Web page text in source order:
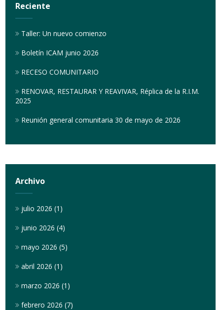
Reciente
Taller: Un nuevo comienzo
Boletín ICAM junio 2026
RECESO COMUNITARIO
RENOVAR, RESTAURAR Y REAVIVAR, Réplica de la R.I.M.
2025
Reunión general comunitaria 30 de mayo de 2026
Archivo
julio 2026 (1)
junio 2026 (4)
mayo 2026 (5)
abril 2026 (1)
marzo 2026 (1)
febrero 2026 (7)